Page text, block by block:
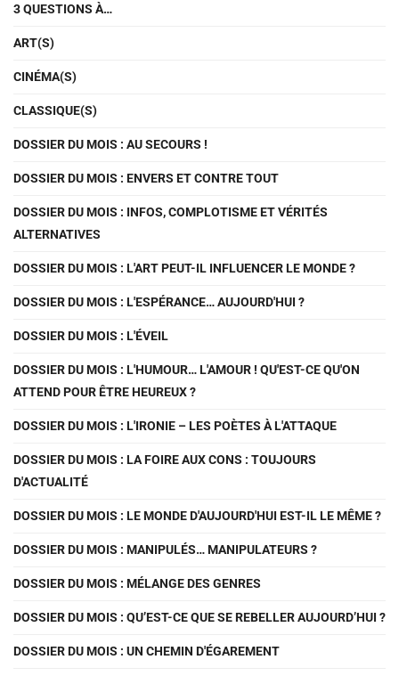
3 QUESTIONS À…
ART(S)
CINÉMA(S)
CLASSIQUE(S)
DOSSIER DU MOIS : AU SECOURS !
DOSSIER DU MOIS : ENVERS ET CONTRE TOUT
DOSSIER DU MOIS : INFOS, COMPLOTISME ET VÉRITÉS
ALTERNATIVES
DOSSIER DU MOIS : L'ART PEUT-IL INFLUENCER LE MONDE ?
DOSSIER DU MOIS : L'ESPÉRANCE… AUJOURD'HUI ?
DOSSIER DU MOIS : L'ÉVEIL
DOSSIER DU MOIS : L'HUMOUR… L'AMOUR ! QU'EST-CE QU'ON
ATTEND POUR ÊTRE HEUREUX ?
DOSSIER DU MOIS : L'IRONIE – LES POÈTES À L'ATTAQUE
DOSSIER DU MOIS : LA FOIRE AUX CONS : TOUJOURS
D'ACTUALITÉ
DOSSIER DU MOIS : LE MONDE D'AUJOURD'HUI EST-IL LE MÊME ?
DOSSIER DU MOIS : MANIPULÉS… MANIPULATEURS ?
DOSSIER DU MOIS : MÉLANGE DES GENRES
DOSSIER DU MOIS : QU’EST-CE QUE SE REBELLER AUJOURD’HUI ?
DOSSIER DU MOIS : UN CHEMIN D'ÉGAREMENT